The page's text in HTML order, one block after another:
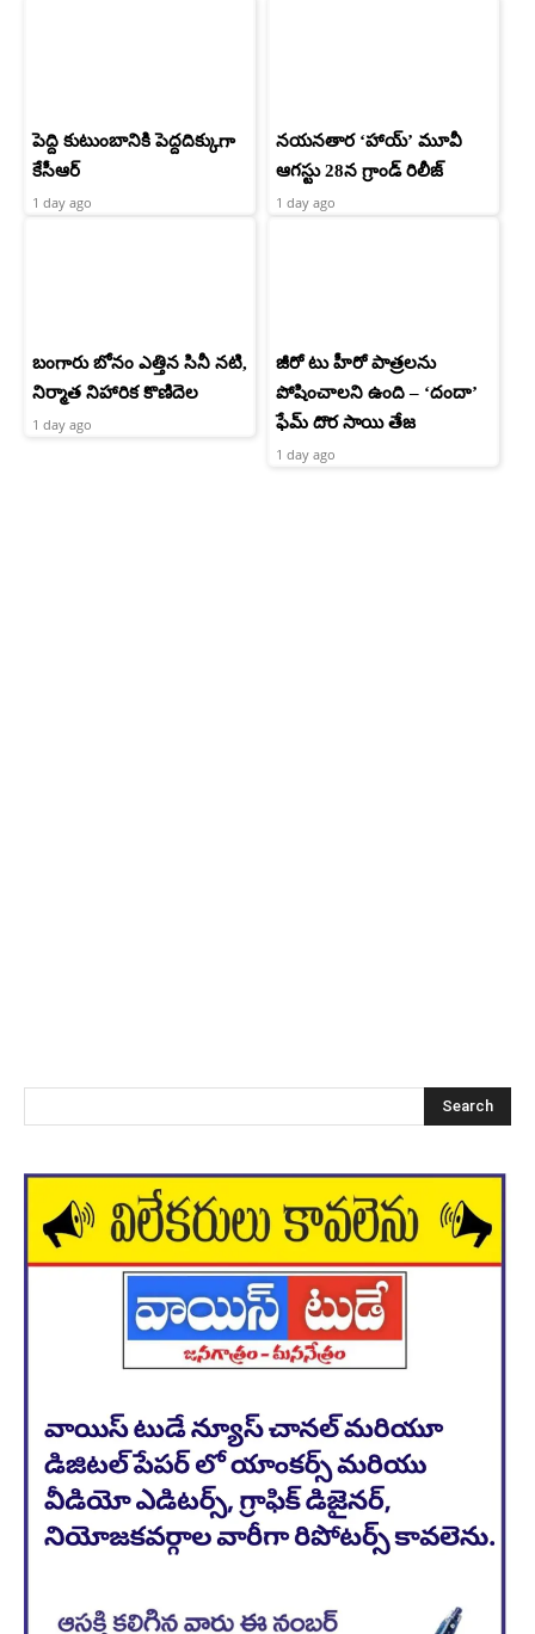
పెద్ది కుటుంబానికి పెద్దదిక్కుగా
కేసీఆర్
1 day ago
నయనతార ‘హాయ్’ మూవీ
ఆగస్టు 28న గ్రాండ్ రిలీజ్
1 day ago
బంగారు బోనం ఎత్తిన సినీ నటి,
నిర్మాత నిహారిక కొణిదెల
1 day ago
జీరో టు హీరో పాత్రలను
పోషించాలని ఉంది – ‘దందా’
ఫేమ్ దొర సాయి తేజ
1 day ago
Search